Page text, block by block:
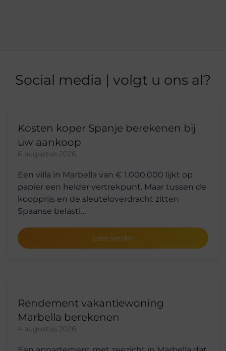
Social media | volgt u ons al?
Kosten koper Spanje berekenen bij
uw aankoop
6 augustus 2026
Een villa in Marbella van € 1.000.000 lijkt op
papier een helder vertrekpunt. Maar tussen de
koopprijs en de sleuteloverdracht zitten
Spaanse belasti…
Lees verder
Rendement vakantiewoning
Marbella berekenen
4 augustus 2026